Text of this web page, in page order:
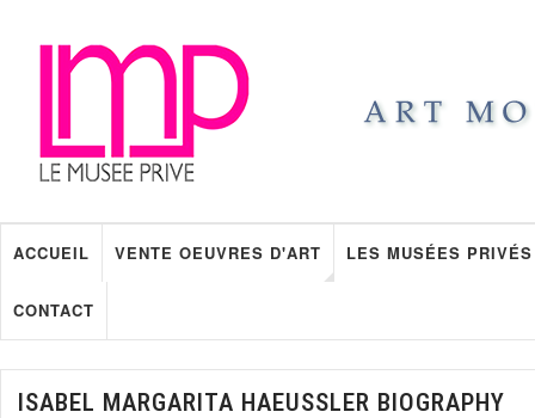
ACCUEIL VENTE OEUVRES D'ART LES MUSÉES PRIVÉS
CONTACT
ISABEL MARGARITA HAEUSSLER BIOGRAPHY